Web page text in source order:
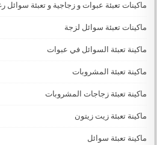
ماكينات تعبئة عبوات و زجاجية و تعبئة سوائل
ماكينات تعبئة سوائل لزجة
‏‏‏ماكينة تعبئة السوائل في عبوات
ماكينة تعبئة المشروبات
ماكينة تعبئة زجاجات المشروبات
ماكينة تعبئة زيت زيتون
ماكينة تعبئة سوائل